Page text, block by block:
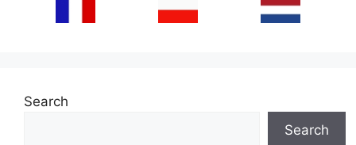
Search
Search